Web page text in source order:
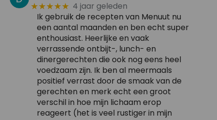
★★★★★ 4 jaar geleden
Ik gebruik de recepten van Menuut nu
een aantal maanden en ben echt super
enthousiast. Heerlijke en vaak
verrassende ontbijt-, lunch- en
dinergerechten die ook nog eens heel
voedzaam zijn. Ik ben al meermaals
positief verrast door de smaak van de
gerechten en merk echt een groot
verschil in hoe mijn lichaam erop
reageert (het is veel rustiger in mijn